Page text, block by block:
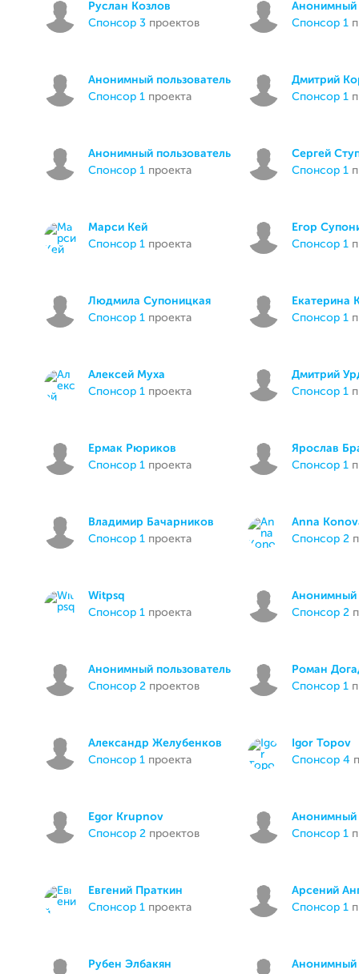
Руслан Козлов
спонсор 3 проектов
Анонимный
спонсор 1
Анонимный пользователь
спонсор 1 проекта
Дмитрий
спонсор 1
Анонимный пользователь
спонсор 1 проекта
Сергей
спонсор 1
Марси Кей
спонсор 1 проекта
Егор
спонсор 1
Людмила Супоницкая
спонсор 1 проекта
Екатерина
спонсор 1
Алексей Муха
спонсор 1 проекта
Дмитрий
спонсор 1
Ермак Рюриков
спонсор 1 проекта
Ярослав
спонсор 1
Владимир Бачарников
спонсор 1 проекта
Anna
спонсор 2
Witpsq
спонсор 1 проекта
Анонимный
спонсор 2
Анонимный пользователь
спонсор 2 проектов
Роман
спонсор 1
Александр Желубенков
спонсор 1 проекта
Igor Topov
спонсор 4
Egor Krupnov
спонсор 2 проектов
Анонимный
спонсор 1
Евгений Праткин
спонсор 1 проекта
Арсений
спонсор 1
Рубен Элбакян Анонимный